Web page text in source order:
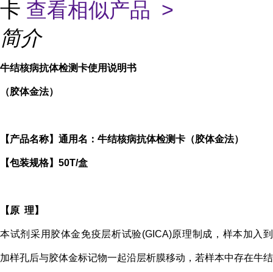
卡 查看相似产品 >
简介
牛结核病抗体检测卡使用说明书
（胶体金法）
【产品名称】通用名：牛结核病抗体检测卡（胶体金法）
【包装规格】50T/盒
【原 理】
本试剂采用胶体金免疫层析试验(GICA)原理制成，样本加入到
加样孔后与胶体金标记物一起沿层析膜移动，若样本中存在牛结